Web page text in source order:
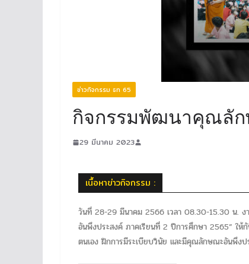
ข่าวกิจกรรม ธท 65
กิจกรรมพัฒนาคุณลัก
29 มีนาคม 2023
เนื้อหาข่าวกิจกรรม :
วันที่ 28-29 มีนาคม 2566 เวลา 08.30-15.30 น. ง
อันพึงประสงค์ ภาคเรียนที่ 2 ปีการศึกษา 2565” ให้
ตนเอง ฝึกการมีระเบียบวินัย และมีคุณลักษณะอันพึงป